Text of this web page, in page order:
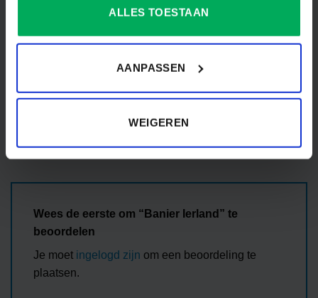
ALLES TOESTAAN
AANPASSEN
WEIGEREN
VORM Rechthoek
Wees de eerste om “Banier Ierland” te
beoordelen
Je moet ingelogd zijn om een beoordeling te
plaatsen.